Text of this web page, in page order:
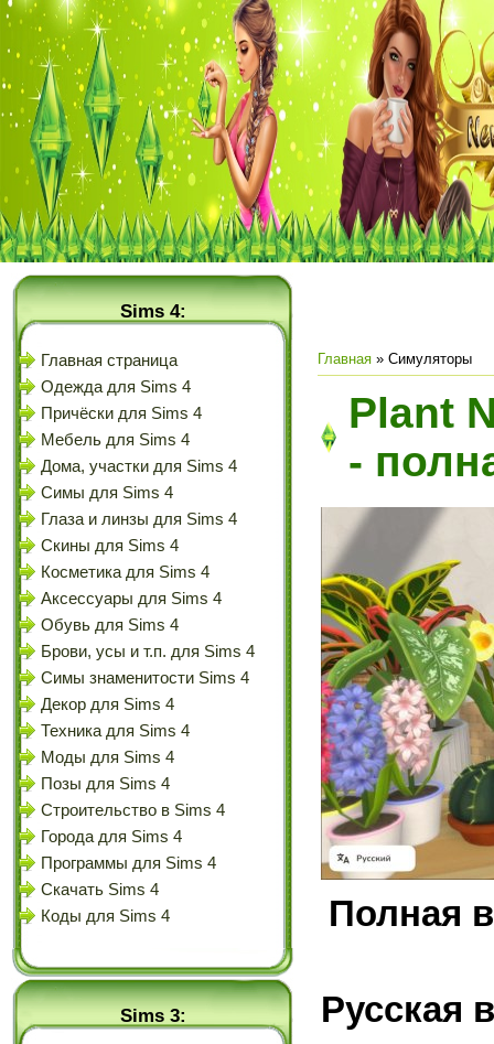
Sims 4:
Главная страница
Одежда для Sims 4
Причёски для Sims 4
Мебель для Sims 4
Дома, участки для Sims 4
Симы для Sims 4
Глаза и линзы для Sims 4
Скины для Sims 4
Косметика для Sims 4
Аксессуары для Sims 4
Обувь для Sims 4
Брови, усы и т.п. для Sims 4
Симы знаменитости Sims 4
Декор для Sims 4
Техника для Sims 4
Моды для Sims 4
Позы для Sims 4
Строительство в Sims 4
Города для Sims 4
Программы для Sims 4
Скачать Sims 4
Коды для Sims 4
Sims 3:
Главная » Симуляторы
Plant
-
Полная
Русская